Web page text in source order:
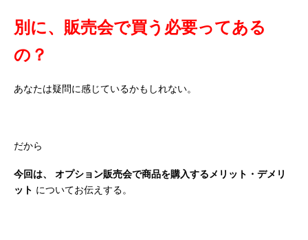
別に、販売会で買う必要ってある
の？
あなたは疑問に感じているかもしれない。
だから
今回は、
オプション販売会で商品を購入するメリット・デメリ
ット についてお伝えする。